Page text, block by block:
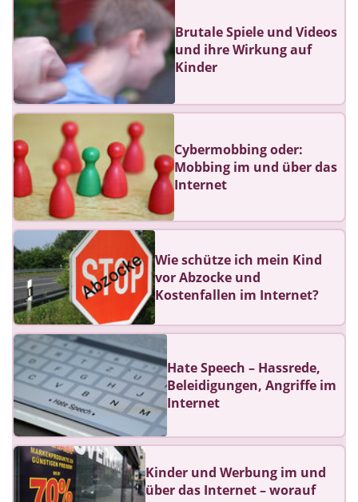
Brutale Spiele und Videos
und ihre Wirkung auf
Kinder
Cybermobbing oder:
Mobbing im und über das
Internet
Wie schütze ich mein Kind
vor Abzocke und
Kostenfallen im Internet?
Hate Speech – Hassrede,
Beleidigungen, Angriffe im
Internet
Kinder und Werbung im und
über das Internet – worauf